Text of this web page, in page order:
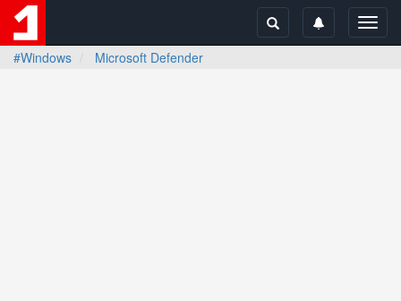
#Windows
Microsoft Defender